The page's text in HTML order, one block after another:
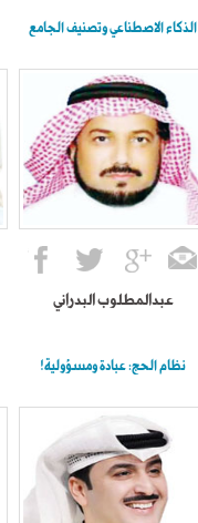
الذكاء الاصطناعي وتصنيف الجامع
عبدالمطلوب البدراني
نظام الحج: عبادة ومسؤولية!